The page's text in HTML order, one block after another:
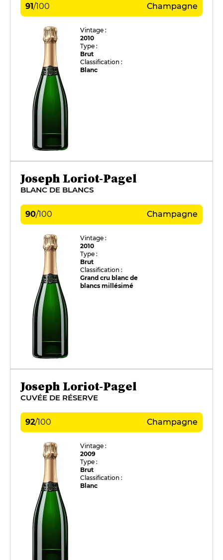
91/100 Champagne
Vintage :
2010
Type :
Brut
Classification :
Blanc
Joseph Loriot-Pagel
BLANC DE BLANCS
90/100 Champagne
Vintage :
2010
Type :
Brut
Classification :
Grand cru blanc de
blancs millésimé
Joseph Loriot-Pagel
CUVÉE DE RÉSERVE
92/100 Champagne
Vintage :
2009
Type :
Brut
Classification :
Blanc